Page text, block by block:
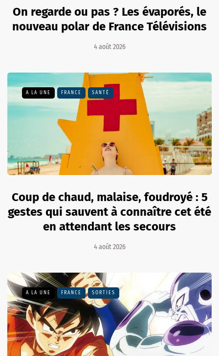
On regarde ou pas ? Les évaporés, le
nouveau polar de France Télévisions
4 août 2026
A LA UNE FRANCE SANTÉ
Coup de chaud, malaise, foudroyé : 5
gestes qui sauvent à connaître cet été
en attendant les secours
4 août 2026
A LA UNE FRANCE SORTIES